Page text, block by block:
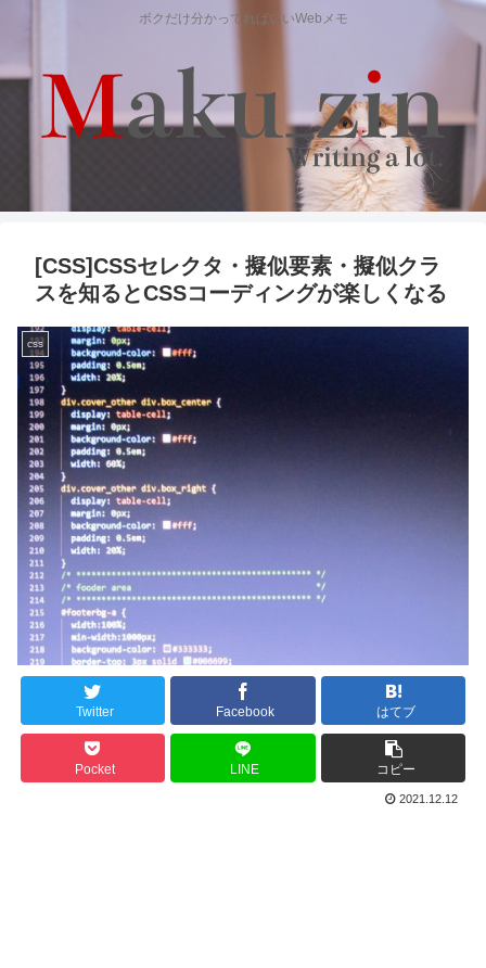
ボクだけ分かってればいいWebメモ
[CSS]CSSセレクタ・擬似要素・擬似クラ
スを知るとCSSコーディングが楽しくなる
css
Twitter Facebook はてブ
Pocket LINE コピー
2021.12.12